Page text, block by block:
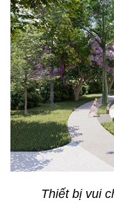
Thiết bị vui